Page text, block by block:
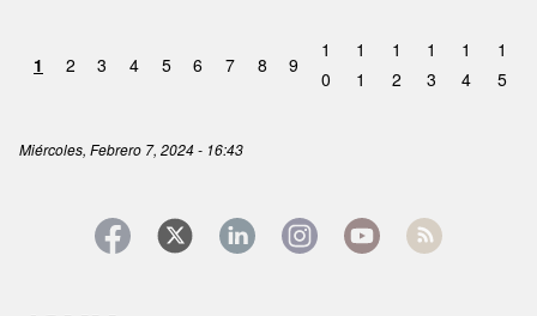
1 2 3 4 5 6 7 8 9
1
0
1
1
1
2
1
3
1
4
1
5
Miércoles, Febrero 7, 2024 - 16:43